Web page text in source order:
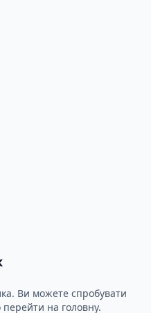
Ви можете спробувати
на головну.